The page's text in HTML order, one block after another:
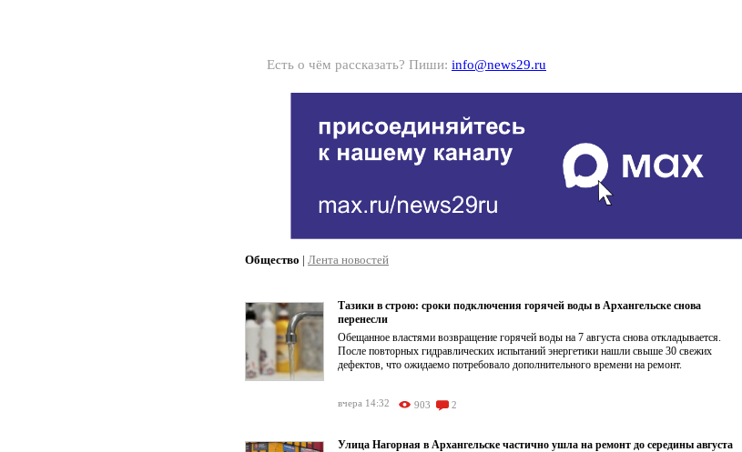
Есть о чём рассказать? Пиши: info@news29.ru
Общество | Лента новостей
Тазики в строю: сроки подключения горячей воды в Архангельске снова
перенесли
Обещанное властями возвращение горячей воды на 7 августа снова откладывается.
После повторных гидравлических испытаний энергетики нашли свыше 30 свежих
дефектов, что ожидаемо потребовало дополнительного времени на ремонт.
вчера 14:32 903 2
Улица Нагорная в Архангельске частично ушла на ремонт до середины августа